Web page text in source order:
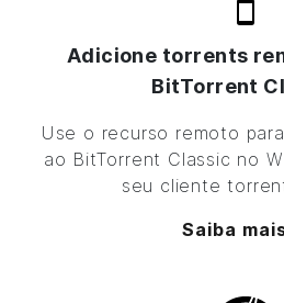
Adicione torrents
BitTorrent
Use o recurso remoto
ao BitTorrent Classic no
seu cliente
Saiba